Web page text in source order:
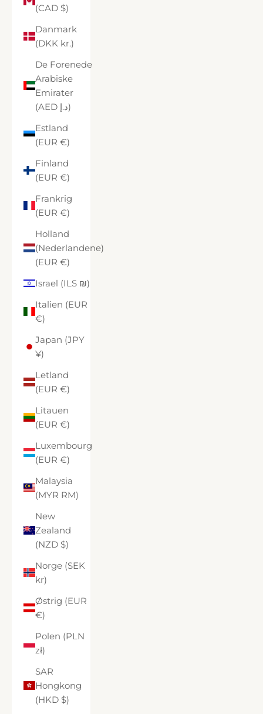
(CAD $)
Danmark
(DKK kr.)
De Forenede
Arabiske
Emirater
(AED د.إ)
Estland
(EUR €)
Finland
(EUR €)
Frankrig
(EUR €)
Holland
(Nederlandene)
(EUR €)
Israel (ILS ₪)
Italien (EUR
€)
Japan (JPY
¥)
Letland
(EUR €)
Litauen
(EUR €)
Luxembourg
(EUR €)
Malaysia
(MYR RM)
New
Zealand
(NZD $)
Norge (SEK
kr)
Østrig (EUR
€)
Polen (PLN
zł)
SAR
Hongkong
(HKD $)